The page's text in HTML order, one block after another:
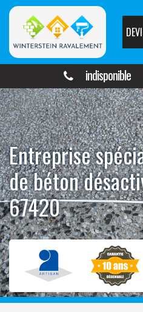
indisponible
Entreprise
de béton
67420